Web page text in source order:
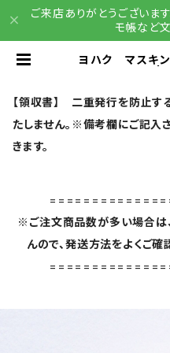
ご来店ありがとうございます
モ帳など
ヨハク マスキ
【領収書】 二重発行を防止
たしません。※備考欄にご記入
きます。
※ご注文商品数が多い場合は
んので、発送方法をよくご